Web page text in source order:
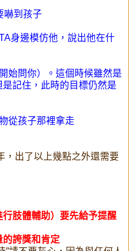
嚇到孩子
身邊模仿他，說出他在什
始問你）。這個時候雖然是
記住，此時的目標仍然是
從孩子那裡拿走
，出了以上幾點之外還需要
肢體輔助）要先給予提醒
的誇獎和肯定